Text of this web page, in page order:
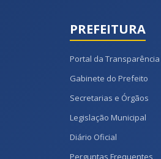
PREFEITURA
Portal da Transparência
Gabinete do Prefeito
Secretarias e Órgãos
Legislação Municipal
Diário Oficial
Perguntas Frequentes